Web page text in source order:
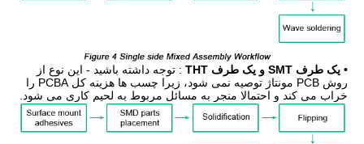
• یک طرف SMT و یک طرف THT
: توجه داشته باشید - این نوع از
روش PCB مونتاژ توصیه نمی شود، زیرا چسب ها هزینه کل PCBA را
خراب می کند و احتمالا منجر به مسائل مربوط به لحیم کاری می شود.